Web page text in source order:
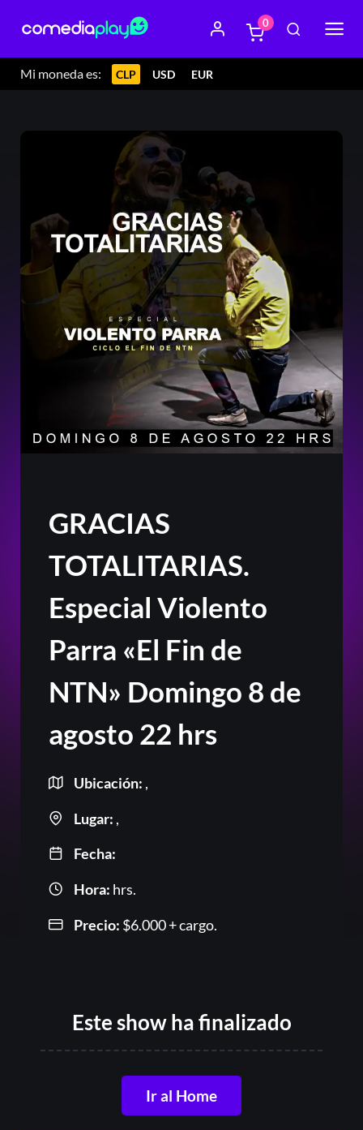
Mi moneda es: CLP USD EUR
0
GRACIAS
TOTALITARIAS.
Especial Violento
Parra «El Fin de
NTN» Domingo 8 de
agosto 22 hrs
Ubicación: ,
Lugar: ,
Fecha:
Hora: hrs.
Precio: $6.000+ cargo.
Este show ha finalizado
Ir al Home
Acceder